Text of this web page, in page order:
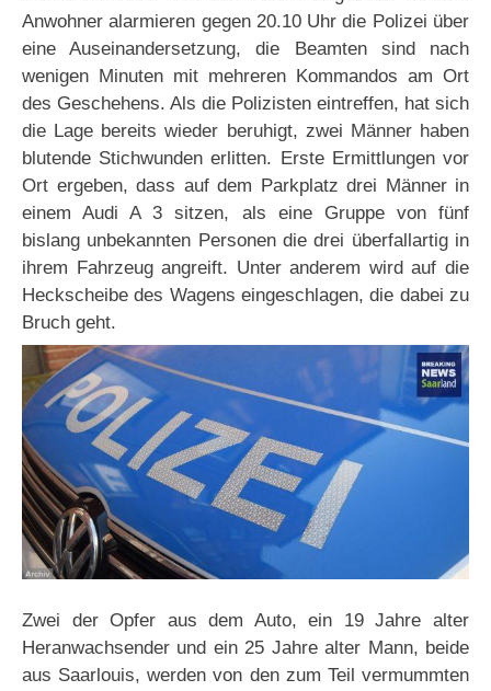
Anwohner alarmieren gegen 20.10 Uhr die Polizei über
eine Auseinandersetzung, die Beamten sind nach
wenigen Minuten mit mehreren Kommandos am Ort
des Geschehens. Als die Polizisten eintreffen, hat sich
die Lage bereits wieder beruhigt, zwei Männer haben
blutende Stichwunden erlitten. Erste Ermittlungen vor
Ort ergeben, dass auf dem Parkplatz drei Männer in
einem Audi A 3 sitzen, als eine Gruppe von fünf
bislang unbekannten Personen die drei überfallartig in
ihrem Fahrzeug angreift. Unter anderem wird auf die
Heckscheibe des Wagens eingeschlagen, die dabei zu
Bruch geht.
Zwei der Opfer aus dem Auto, ein 19 Jahre alter
Heranwachsender und ein 25 Jahre alter Mann, beide
aus Saarlouis, werden von den zum Teil vermummten